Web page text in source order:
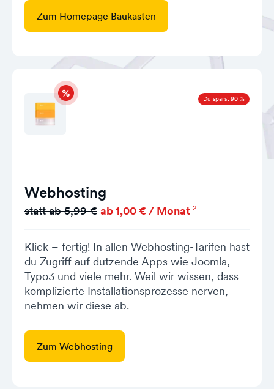
Zum Homepage Baukasten
Du sparst 90 %
Webhosting
statt ab 5,99 € ab 1,00 € / Monat 2
Klick – fertig! In allen Webhosting-Tarifen hast
du Zugriff auf dutzende Apps wie Joomla,
Typo3 und viele mehr. Weil wir wissen, dass
komplizierte Installationsprozesse nerven,
nehmen wir diese ab.
Zum Webhosting